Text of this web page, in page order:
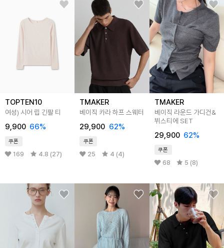
TOPTEN10
여성) 시어 립 긴팔 티
9,900 66%
쿠폰
169 4.8 (27)
TMAKER
베이직 카라 하프 스웨터
29,900 62%
쿠폰
25 4 (4)
TMAKER
베이직 라운드 가디건&
뷔스티에 SET
29,900 62%
쿠폰
68 5 (8)